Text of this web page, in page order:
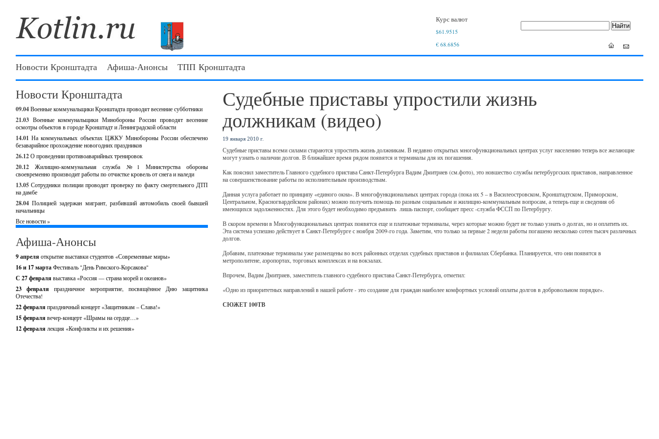
Курс валют
$61.9515
€ 68.6856
Новости Кронштадта Афиша-Анонсы ТПП Кронштадта
Новости Кронштадта
09.04Военные коммунальщики Кронштадта проводят весенние субботники
21.03 Военные коммунальщики Минобороны России проводят весенние
осмотры объектов в городе Кронштадт и Ленинградской области
14.01 На коммунальных объектах ЦЖКУ Минобороны России обеспечено
безаварийное прохождение новогодних праздников
26.12О проведении противоаварийных тренировок
20.12
Жилищно-коммунальная служба №1 Министерства обороны
своевременно производит работы по отчистке кровель от снега и наледи
13.05 Сотрудники полиции проводят проверку по факту смертельного ДТП
на дамбе
28.04 Полицией задержан мигрант, разбивший автомобиль своей бывшей
начальницы
Все новости »
Афиша-Анонсы
9 апреля открытие выставки студентов «Современные миры»
16 и 17 мартаФестиваль "День Римского-Корсакова"
С 27 февраля выставка «Россия — страна морей и океанов»
23 февраляпраздничное мероприятие, посвящённое Дню защитника
Отечества!
22 февраля праздничный концерт «Защитникам – Слава!»
15 февраля вечер-концерт «Шрамы на сердце…»
12 февраля лекция «Конфликты и их решения»
Судебные приставы упростили жизнь
должникам (видео)
19 января 2010 г.
Судебные приставы всеми силами стараются упростить жизнь должникам. В недавно открытых многофункциональных центрах услуг населению теперь все желающие
могут узнать о наличии долгов. В ближайшее время рядом появятся и терминалы для их погашения.
Как пояснил заместитель Главного судебного пристава Санкт-Петербурга Вадим Дмитриев (см.фото), это новшество службы петербургских приставов, направленное
на совершенствование работы по исполнительным производствам.
Данная услуга работает по принципу «единого окна». В многофункциональных центрах города (пока их 5 – в Василеостровском, Кронштадтском, Приморском,
Центральном, Красногвардейском районах) можно получить помощь по разным социальным и жилищно-коммунальным вопросам, а теперь еще и сведения об
имеющихся задолженностях. Для этого будет необходимо предъявить лишь паспорт, сообщает пресс -служба ФССП по Петербургу.
В скором времени в Многофункциональных центрах появятся еще и платежные терминалы, через которые можно будет не только узнать о долгах, но и оплатить их.
Эта система успешно действует в Санкт-Петербурге с ноября 2009-го года. Заметим, что только за первые 2 недели работы погашено несколько сотен тысяч различных
долгов.
Добавим, платежные терминалы уже размещены во всех районных отделах судебных приставов и филиалах Сбербанка. Планируется, что они появятся в
метрополитене, аэропортах, торговых комплексах и на вокзалах.
Впрочем, Вадим Дмитриев, заместитель главного судебного пристава Санкт-Петербурга, отметил:
«Одно из приоритетных направлений в нашей работе - это создание для граждан наиболее комфортных условий оплаты долгов в добровольном порядке».
СЮЖЕТ 100ТВ